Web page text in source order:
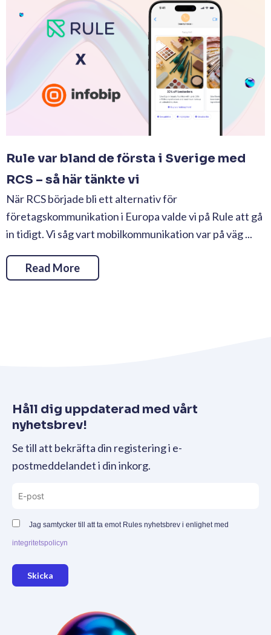
Rule var bland de första i Sverige med
RCS – så här tänkte vi
När RCS började bli ett alternativ för
företagskommunikation i Europa valde vi på Rule att gå
in tidigt. Vi såg vart mobilkommunikation var på väg ...
Read More
Håll dig uppdaterad med vårt
nyhetsbrev!
Se till att bekräfta din registering i e-
postmeddelandet i din inkorg.
Jag samtycker till att ta emot Rules nyhetsbrev i enlighet med
integritetspolicyn
Skicka